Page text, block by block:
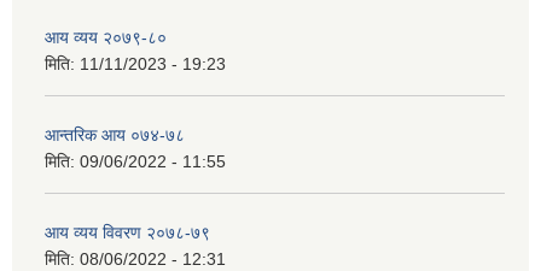
आय व्यय २०७९-८०
मिति: 11/11/2023 - 19:23
आन्तरिक आय ०७४-७८
मिति: 09/06/2022 - 11:55
आय व्यय विवरण २०७८-७९
मिति: 08/06/2022 - 12:31